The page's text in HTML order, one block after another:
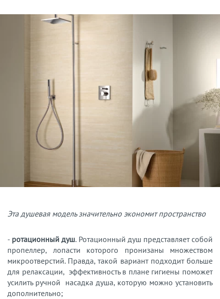
Эта душевая модель значительно экономит пространство
- ротационный душ. Ротационный душ представляет собой
пропеллер, лопасти которого пронизаны множеством
микроотверстий. Правда, такой вариант подходит больше
для релаксации, эффективность в плане гигиены поможет
усилить ручной насадка душа, которую можно установить
дополнительно;